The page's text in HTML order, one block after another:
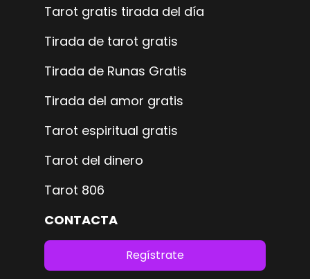
Tarot gratis tirada del día
Tirada de tarot gratis
Tirada de Runas Gratis
Tirada del amor gratis
Tarot espiritual gratis
Tarot del dinero
Tarot 806
CONTACTA
Regístrate